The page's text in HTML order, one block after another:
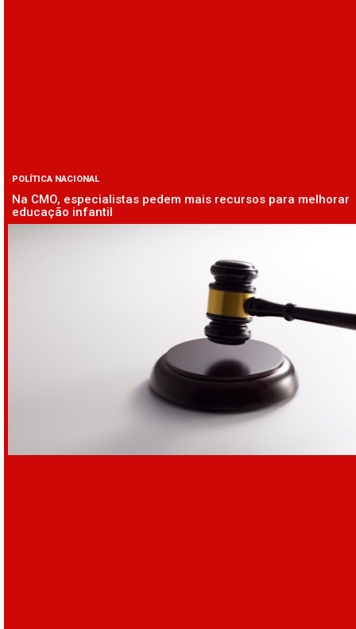
POLÍTICA NACIONAL
Na CMO, especialistas pedem mais recursos para melhorar
educação infantil